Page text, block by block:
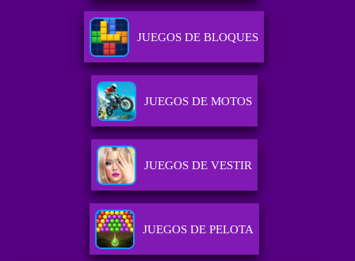
JUEGOS DE BLOQUES
JUEGOS DE MOTOS
JUEGOS DE VESTIR
JUEGOS DE PELOTA